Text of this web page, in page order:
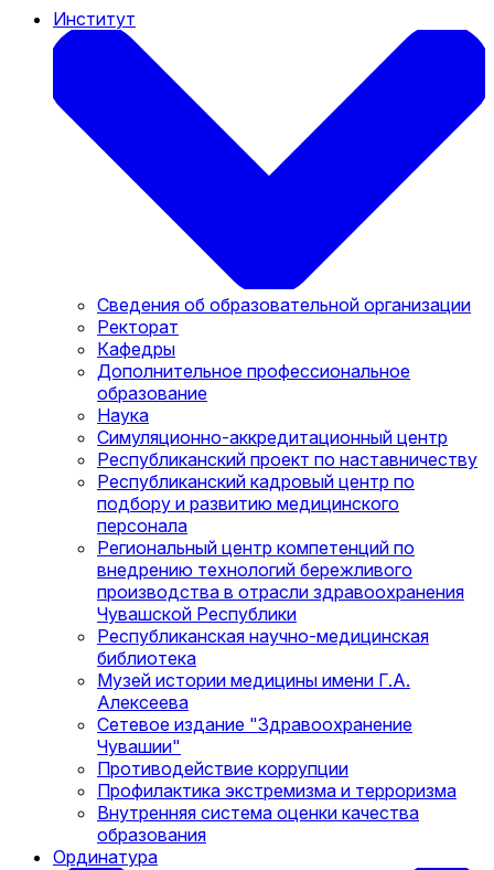
Институт
Сведения об образовательной организации
Ректорат
Кафедры
Дополнительное профессиональное
образование
Наука
Симуляционно-аккредитационный центр
Республиканский проект по наставничеству
Республиканский кадровый центр по
подбору и развитию медицинского
персонала
Региональный центр компетенций по
внедрению технологий бережливого
производства в отрасли здравоохранения
Чувашской Республики
Республиканская научно-медицинская
библиотека
Музей истории медицины имени Г.А.
Алексеева
Сетевое издание "Здравоохранение
Чувашии"
Противодействие коррупции
Профилактика экстремизма и терроризма
Внутренняя система оценки качества
образования
Ординатура